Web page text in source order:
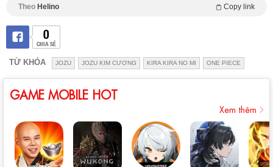
Theo Helino Copy link
0
CHIA SẺ
TỪ KHÓA JOZU JOZU KIM CƯƠNG KIRA KIRA NO MI ONE PIECE
GAME MOBILE HOT
Xem thêm